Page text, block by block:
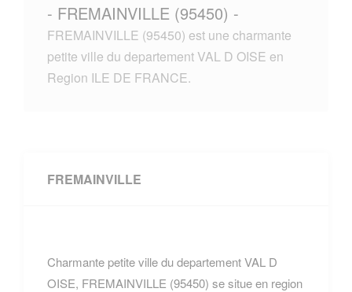
- FREMAINVILLE (95450) -
FREMAINVILLE (95450) est une charmante
petite ville du departement VAL D OISE en
Region ILE DE FRANCE.
FREMAINVILLE
Charmante petite ville du departement VAL D
OISE, FREMAINVILLE (95450) se situe en region